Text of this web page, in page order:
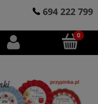
694 222 799